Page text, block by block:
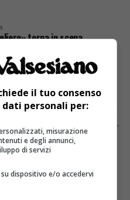
torna in scena
il tuo consenso
personali per:
misurazione
e degli annunci,
di servizi
dispositivo e/o accedervi